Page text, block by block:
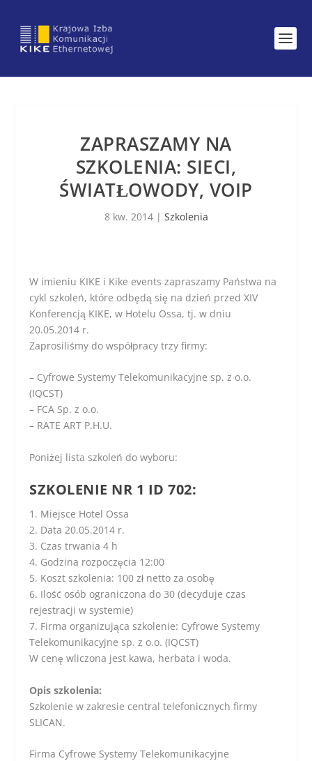
ZAPRASZAMY NA
SZKOLENIA: SIECI,
ŚWIATŁOWODY, VOIP
8 kw. 2014| Szkolenia
W imieniu KIKE i Kike events zapraszamy Państwa na
cykl szkoleń, które odbędą się na dzień przed XIV
Konferencją KIKE, w Hotelu Ossa, tj. w dniu
20.05.2014 r.
Zaprosiliśmy do współpracy trzy firmy:
– Cyfrowe Systemy Telekomunikacyjne sp. z o.o.
(IQCST)
– FCA Sp. z o.o.
– RATE ART P.H.U.
Poniżej lista szkoleń do wyboru:
SZKOLENIE NR 1 ID 702:
1. Miejsce Hotel Ossa
2. Data 20.05.2014 r.
3. Czas trwania 4 h
4. Godzina rozpoczęcia 12:00
5. Koszt szkolenia: 100 zł netto za osobę
6. Ilość osób ograniczona do 30 (decyduje czas
rejestracji w systemie)
7. Firma organizująca szkolenie: Cyfrowe Systemy
Telekomunikacyjne sp. z o.o. (IQCST)
W cenę wliczona jest kawa, herbata i woda.
Opis szkolenia:
Szkolenie w zakresie central telefonicznych firmy
SLICAN.
Firma Cyfrowe Systemy Telekomunikacyjne